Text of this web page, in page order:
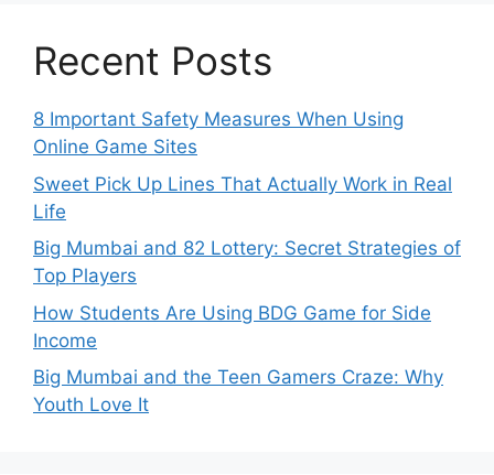
Recent Posts
8 Important Safety Measures When Using
Online Game Sites
Sweet Pick Up Lines That Actually Work in Real
Life
Big Mumbai and 82 Lottery: Secret Strategies of
Top Players
How Students Are Using BDG Game for Side
Income
Big Mumbai and the Teen Gamers Craze: Why
Youth Love It